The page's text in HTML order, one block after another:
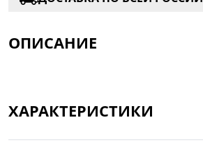
ОПИСАНИЕ
ХАРАКТЕРИСТИКИ